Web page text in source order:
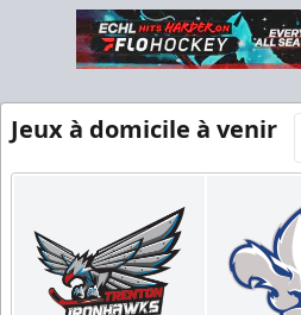
Espace
Jeux à domicile à venir